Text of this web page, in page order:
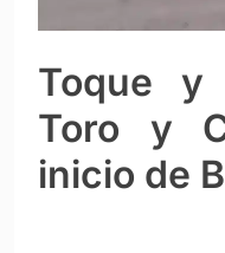
Toque y
Toro y
inicio de